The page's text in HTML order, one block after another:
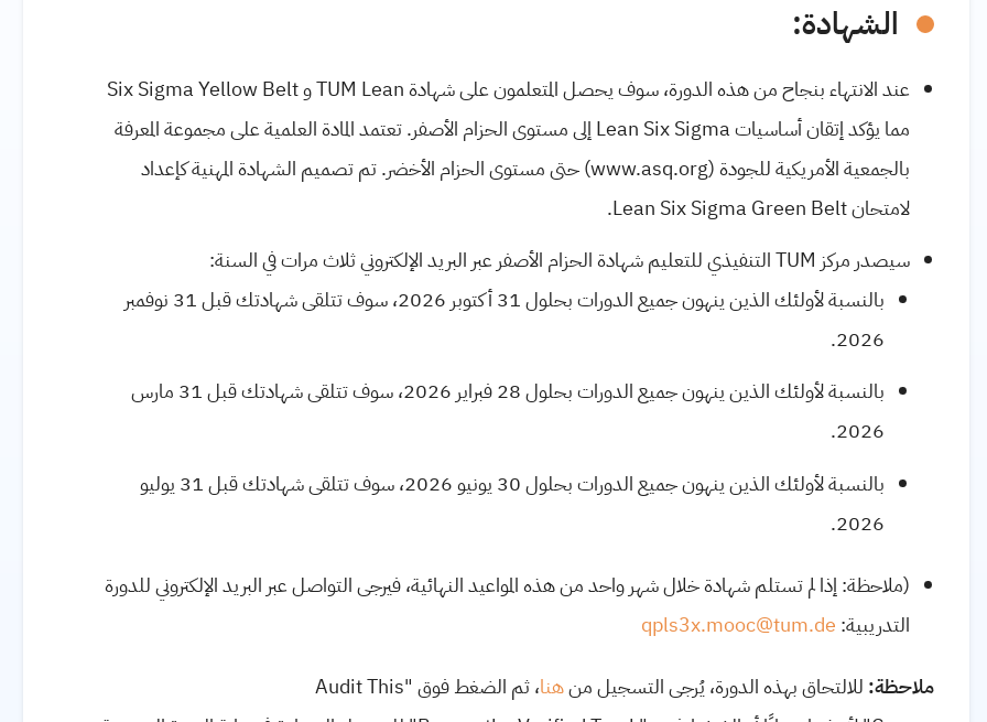
الشهادة:
عند الانتهاء بنجاح من هذه الدورة، سوف يحصل المتعلمون على شهادةTUM LeanوSix Sigma Yellow Belt
مما يؤكد إتقان أساسياتLean Six Sigma إلى مستوى الحزام الأصفر. تعتمد المادة العلمية على مجموعة المعرفة
بالجمعية الأمريكية للجودة (www.asq.org) حتى مستوى الحزام الأخضر. تم تصميم الشهادة المهنية كإعداد
لامتحانLean Six Sigma Green Belt
.
سيصدر مركز TUMالتنفيذي للتعليم شهادة الحزام الأصفر عبر البريد الإلكتروني ثلاث مرات في السنة:
بالنسبة لأولئك الذين ينهون جميع الدورات بحلول 31 أكتوبر 2026، سوف تتلقى شهادتك قبل 31 نوفمبر
2026.
بالنسبة لأولئك الذين ينهون جميع الدورات بحلول 28 فبراير 2026، سوف تتلقى شهادتك قبل 31 مارس
2026.
بالنسبة لأولئك الذين ينهون جميع الدورات بحلول 30 يونيو 2026، سوف تتلقى شهادتك قبل 31 يوليو
2026.
(ملاحظة: إذا لم تستلم شهادة خلال شهر واحد من هذه المواعيد النهائية، فيرجى التواصل عبر البريد الإلكتروني للدورة
التدريبية: qpls3x.mooc@tum.de
ملاحظة: للالتحاق بهذه الدورة، يُرجى التسجيل منهنا، ثم الضغط فوق "Audit This